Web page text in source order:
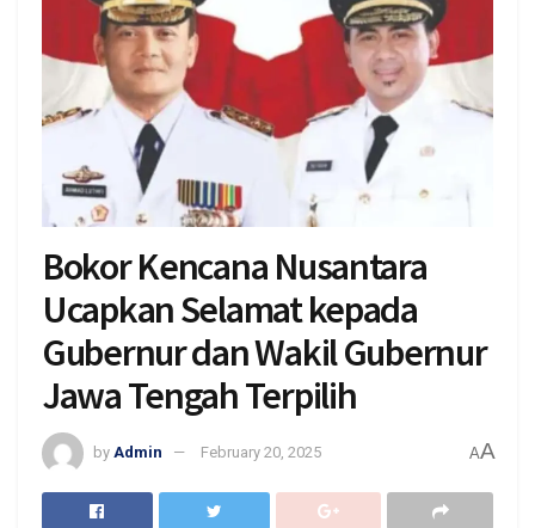
Bokor Kencana Nusantara
Ucapkan Selamat kepada
Gubernur dan Wakil Gubernur
Jawa Tengah Terpilih
by Admin February 20, 2025 AA